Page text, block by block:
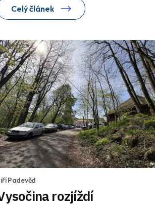
Celý článek
Padevěd
rozjíždí